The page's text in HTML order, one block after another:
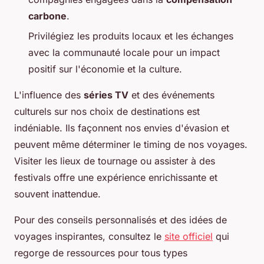
carbone.
Privilégiez les produits locaux et les échanges
avec la communauté locale pour un impact
positif sur l'économie et la culture.
L'influence des séries TV et des événements
culturels sur nos choix de destinations est
indéniable. Ils façonnent nos envies d'évasion et
peuvent même déterminer le timing de nos voyages.
Visiter les lieux de tournage ou assister à des
festivals offre une expérience enrichissante et
souvent inattendue.
Pour des conseils personnalisés et des idées de
voyages inspirantes, consultez le site officiel qui
regorge de ressources pour tous types